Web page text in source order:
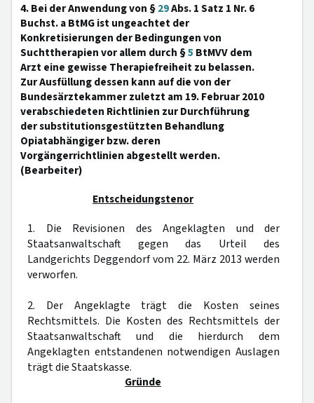
4. Bei der Anwendung von §29Abs. 1 Satz 1 Nr. 6
Buchst. a BtMG ist ungeachtet der
Konkretisierungen der Bedingungen von
Suchttherapien vor allem durch §5 BtMVV dem
Arzt eine gewisse Therapiefreiheit zu belassen.
Zur Ausfüllung dessen kann auf die von der
Bundesärztekammer zuletzt am 19. Februar 2010
verabschiedeten Richtlinien zur Durchführung
der substitutionsgestützten Behandlung
Opiatabhängiger bzw. deren
Vorgängerrichtlinien abgestellt werden.
(Bearbeiter)
Entscheidungstenor
1. Die Revisionen des Angeklagten und der
Staatsanwaltschaft gegen das Urteil des
Landgerichts Deggendorf vom 22. März 2013 werden
verworfen.
2. Der Angeklagte trägt die Kosten seines
Rechtsmittels. Die Kosten des Rechtsmittels der
Staatsanwaltschaft und die hierdurch dem
Angeklagten entstandenen notwendigen Auslagen
trägt die Staatskasse.
Gründe